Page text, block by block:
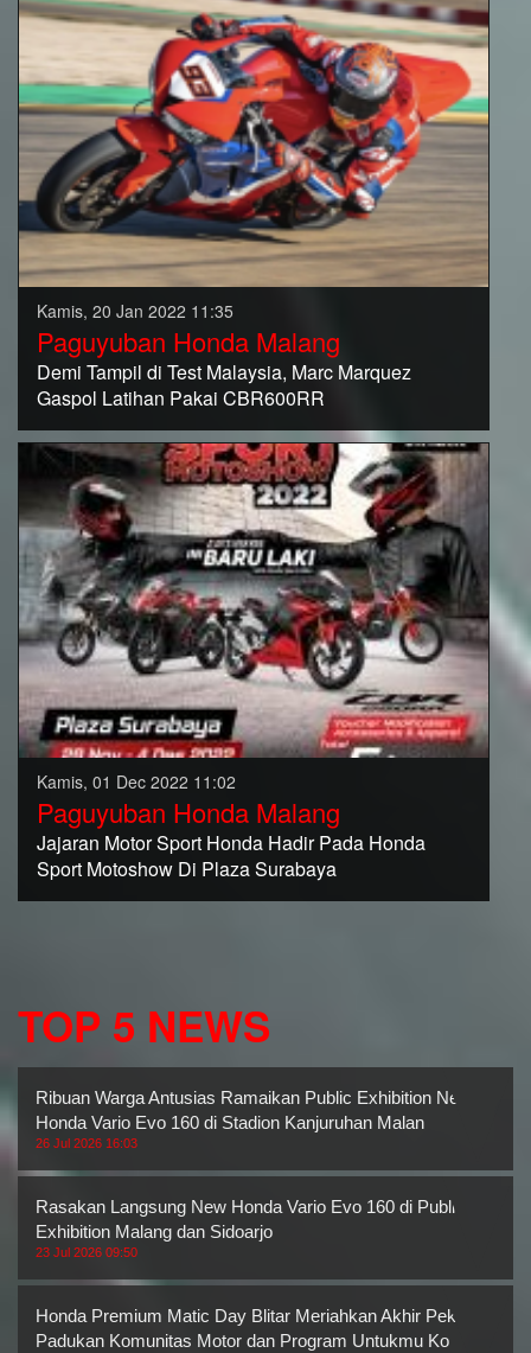
Kamis, 20 Jan 2022 11:35
Paguyuban Honda Malang
Demi Tampil di Test Malaysia, Marc Marquez
Gaspol Latihan Pakai CBR600RR
Kamis, 01 Dec 2022 11:02
Paguyuban Honda Malang
Jajaran Motor Sport Honda Hadir Pada Honda
Sport Motoshow Di Plaza Surabaya
TOP 5 NEWS
Ribuan Warga Antusias Ramaikan Public Exhibition New
Honda Vario Evo 160 di Stadion Kanjuruhan Malan
26 Jul 2026 16:03
Rasakan Langsung New Honda Vario Evo 160 di Public
Exhibition Malang dan Sidoarjo
23 Jul 2026 09:50
Honda Premium Matic Day Blitar Meriahkan Akhir Pekan,
Padukan Komunitas Motor dan Program Untukmu Ko